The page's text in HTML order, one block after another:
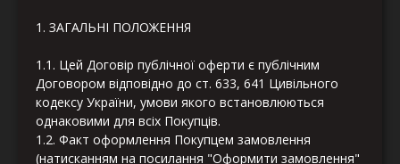
1. ЗАГАЛЬНІ ПОЛОЖЕННЯ
1.1. Цей Договір публічної оферти є публічним
Договором відповідно до ст. 633, 641 Цивільного
кодексу України, умови якого встановлюються
однаковими для всіх Покупців.
1.2. Факт оформлення Покупцем замовлення
(натисканням на посилання "Оформити замовлення"